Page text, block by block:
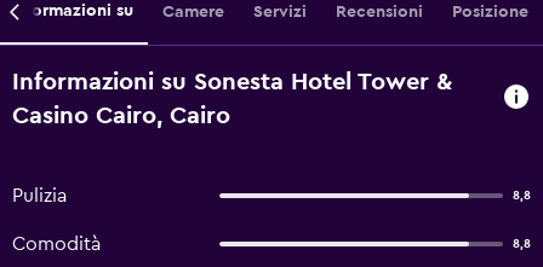
Informazioni su Camere Servizi Recensioni Posizione
Informazioni su Sonesta Hotel Tower &
Casino Cairo, Cairo
Pulizia 8,8
Comodità 8,8